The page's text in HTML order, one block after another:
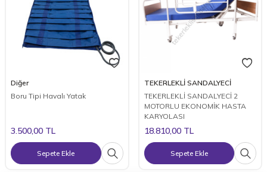
Diğer
Boru Tipi Havalı Yatak
3.500,00 TL
Sepete Ekle
TEKERLEKLİ SANDALYECİ
TEKERLEKLİ SANDALYECİ 2
MOTORLU EKONOMİK HASTA
KARYOLASI
18.810,00TL
Sepete Ekle